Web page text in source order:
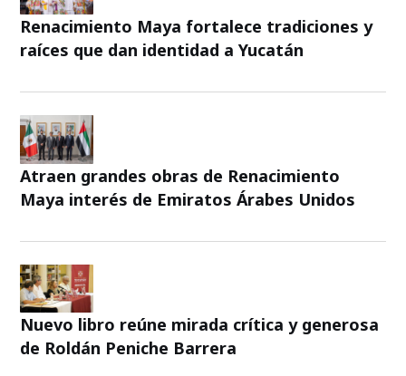
Renacimiento Maya fortalece tradiciones y
raíces que dan identidad a Yucatán
Atraen grandes obras de Renacimiento
Maya interés de Emiratos Árabes Unidos
Nuevo libro reúne mirada crítica y generosa
de Roldán Peniche Barrera